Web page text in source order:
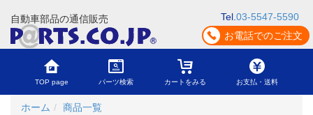
自動車部品の通信販売 Tel. 03-5547-5590
お電話でのご注文
TOP page パーツ検索 カートをみる お支払・送料
ホーム
商品一覧